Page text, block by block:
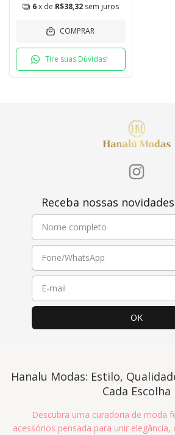
6x de R$38,32 sem juros
COMPRAR
Tire suas Dúvidas!
Receba nossas
Hanalu Modas: Estilo,
Cada Escolha
Descubra uma curadoria de moda
acessórios pensada para unir